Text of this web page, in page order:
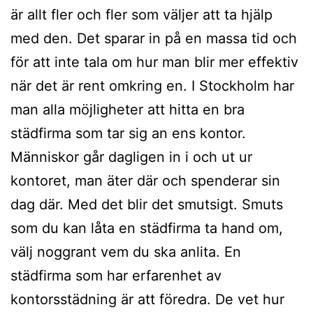
är allt fler och fler som väljer att ta hjälp
med den. Det sparar in på en massa tid och
för att inte tala om hur man blir mer effektiv
när det är rent omkring en. I Stockholm har
man alla möjligheter att hitta en bra
städfirma som tar sig an ens kontor.
Människor går dagligen in i och ut ur
kontoret, man äter där och spenderar sin
dag där. Med det blir det smutsigt. Smuts
som du kan låta en städfirma ta hand om,
välj noggrant vem du ska anlita. En
städfirma som har erfarenhet av
kontorsstädning är att föredra. De vet hur